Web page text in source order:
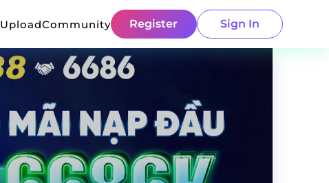
UploadCommunity Register Sign In